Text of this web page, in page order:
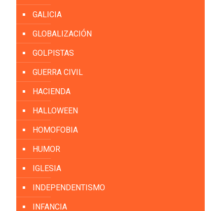
GALICIA
GLOBALIZACIÓN
GOLPISTAS
GUERRA CIVIL
HACIENDA
HALLOWEEN
HOMOFOBIA
HUMOR
IGLESIA
INDEPENDENTISMO
INFANCIA